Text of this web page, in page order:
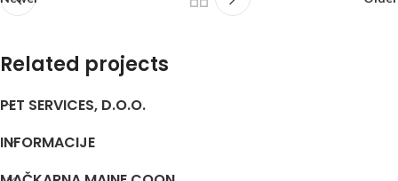
Related projects
Et vestibulum quis a suspendisse
PET SERVICES, D.O.O.
INFORMACIJE